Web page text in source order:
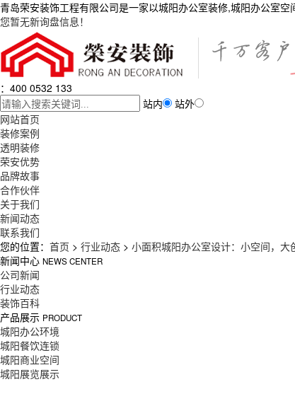
青岛荣安装饰工程有限公司是一家以城阳办公室装修,城阳办公室
您暂无新询盘信息！
：400 0532 133
站内
站外
网站首页
装修案例
透明装修
荣安优势
品牌故事
合作伙伴
关于我们
新闻动态
联系我们
您的位置： 首页 > 行业动态 > 小面积城阳办公室设计：小空间，大
新闻中心 NEWS CENTER
公司新闻
行业动态
装饰百科
产品展示 PRODUCT
城阳办公环境
城阳餐饮连锁
城阳商业空间
城阳展览展示